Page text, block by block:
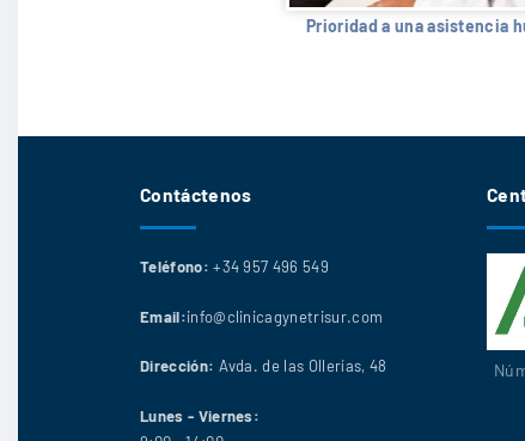
Prioridad a una asistencia
Contáctenos
Teléfono: +34 957 496 549
Email:info@clinicagynetrisur.com
Dirección: Avda. de las Ollerías, 48
Lunes - Viernes: